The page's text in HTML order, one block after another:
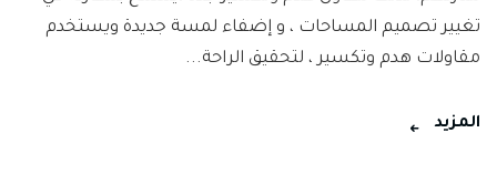
تغيير تصميم المساحات ، و إضفاء لمسة جديدة ويستخدم
مقاولات هدم وتكسير ، لتحقيق الراحة...
المزيد